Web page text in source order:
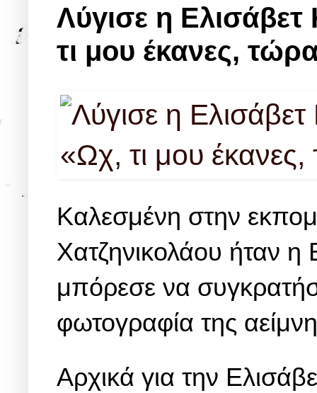
Λύγισε η
τι μου έκανες,
Καλεσμένη στην
Χατζηνικολάου ήταν η
μπόρεσε να
φωτογραφία της
Αρχικά για την